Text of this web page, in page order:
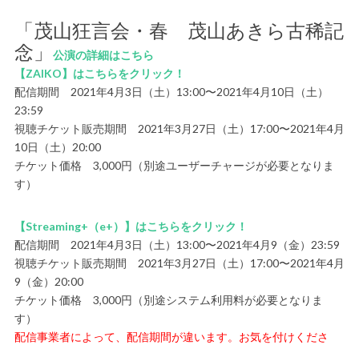
「茂山狂言会・春 茂山あきら古稀記
念」
公演の詳細はこちら
【ZAIKO】はこちらをクリック！
配信期間 2021年4月3日（土）13:00〜2021年4月10日（土）
23:59
視聴チケット販売期間 2021年3月27日（土）17:00〜2021年4月
10日（土）20:00
チケット価格 3,000円（別途ユーザーチャージが必要となりま
す）
【Streaming+（e+）】はこちらをクリック！
配信期間 2021年4月3日（土）13:00〜2021年4月9（金）23:59
視聴チケット販売期間 2021年3月27日（土）17:00〜2021年4月
9（金）20:00
チケット価格 3,000円（別途システム利用料が必要となりま
す）
配信事業者によって、配信期間が違います。お気を付けくださ